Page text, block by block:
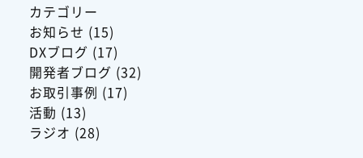
カテゴリー
お知らせ (15)
DXブログ (17)
開発者ブログ (32)
お取引事例 (17)
活動 (13)
ラジオ (28)